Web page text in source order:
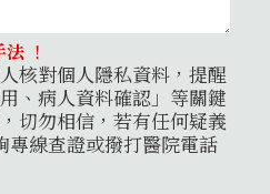
法！
核對個人隱私資料，提醒
、病人資料確認」等關鍵
切勿相信，若有任何疑義
專線查證或撥打醫院電話